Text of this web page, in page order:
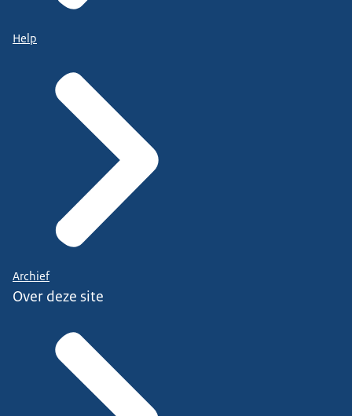
Help
Archief
Over deze site